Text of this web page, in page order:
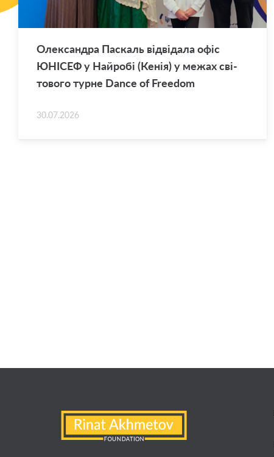
Оле­ксан­дра Па­скаль від­ві­да­ла офіс
ЮНІ­СЕФ у Най­ро­бі (Кенія) у межах сві­
то­во­го турне Dance of Freedom
30.07.2026